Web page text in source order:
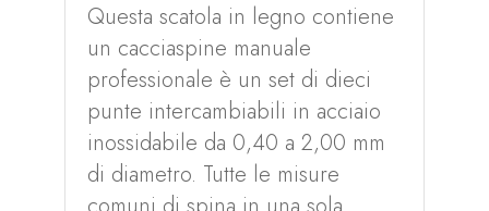
Questa scatola in legno contiene
un cacciaspine manuale
professionale è un set di dieci
punte intercambiabili in acciaio
inossidabile da 0,40 a 2,00 mm
di diametro. Tutte le misure